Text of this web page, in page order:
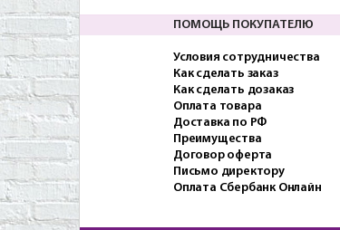
ПОМОЩЬ ПОКУПАТЕЛЮ
Условия сотрудничества
Как сделать заказ
Как сделать дозаказ
Оплата товара
Доставка по РФ
Преимущества
Договор оферта
Письмо директору
Оплата Сбербанк Онлайн